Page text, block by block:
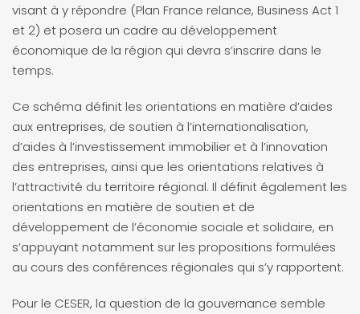
visant à y répondre (Plan France relance, Business Act 1
et 2) et posera un cadre au développement
économique de la région qui devra s’inscrire dans le
temps.
Ce schéma définit les orientations en matière d’aides
aux entreprises, de soutien à l’internationalisation,
d’aides à l’investissement immobilier et à l’innovation
des entreprises, ainsi que les orientations relatives à
l’attractivité du territoire régional. Il définit également les
orientations en matière de soutien et de
développement de l’économie sociale et solidaire, en
s’appuyant notamment sur les propositions formulées
au cours des conférences régionales qui s’y rapportent.
Pour le CESER, la question de la gouvernance semble